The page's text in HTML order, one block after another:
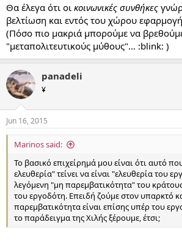
Θα έλεγα ότι οι κοινωνικές συνθήκες
βελτίωση και εντός του χώρου
(Πόσο πιο μακριά μπορούμε να
"μεταπολιτευτικούς μύθους"... :blink: )
panadeli
¥
Jun 16, 2015
Marinos said:
Το βασικό επιχείρημά μου είναι ότι αυτό
ελευθερία" τείνει να είναι "ελευθερία του
λεγόμενη "μη παρεμβατικότητα" του
του εργοδότη. Επειδή ζούμε στον υπαρκτό
παρεμβατικότητα είναι επίσης υπέρ του
το παράδειγμα της Χιλής ξέρουμε, έτσι;